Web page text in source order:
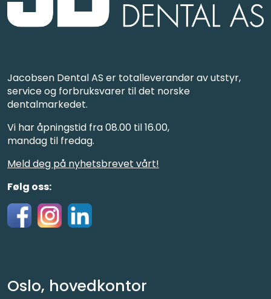
Jacobsen Dental AS er totalleverandør av utstyr,
service og forbruksvarer til det norske
dentalmarkedet.
Vi har åpningstid fra 08.00 til 16.00,
mandag til fredag.
Meld deg på nyhetsbrevet vårt!
Følg oss:
Oslo, hovedkontor